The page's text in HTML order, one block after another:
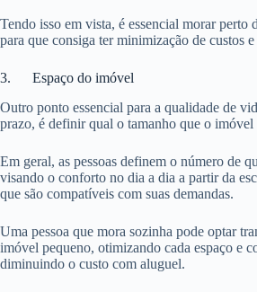
Tendo isso em vista, é essencial morar perto
para que consiga ter minimização de custos
3. Espaço do imóvel
Outro ponto essencial para a qualidade de
prazo, é definir qual o tamanho que o imóvel
Em geral, as pessoas definem o número de
visando o conforto no dia a dia a partir da
que são compatíveis com suas demandas.
Uma pessoa que mora sozinha pode optar
imóvel pequeno, otimizando cada espaço e
diminuindo o custo com aluguel.